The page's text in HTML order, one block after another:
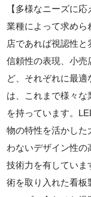
【多様なニーズに
業種によって求めら
店であれば視認性
信頼性の表現、小売
ど、それぞれに最
は、これまで様々
を持っています。
物の特性を活かした
わないデザイン性の
技術力を有していま
術を取り入れた看板